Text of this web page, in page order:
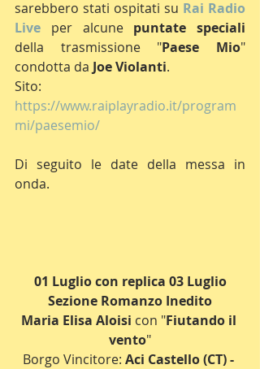
sarebbero stati ospitati su Rai Radio
Live per alcune puntate speciali
della trasmissione "Paese Mio"
condotta da Joe Violanti.
https://www.raiplayradio.it/program
mi/paesemio/
Di seguito le date della messa in
onda.
01 Luglio con replica 03 Luglio
Sezione Romanzo Inedito
Maria Elisa Aloisi con "Fiutando il
vento"
Borgo Vincitore: Aci Castello (CT) -